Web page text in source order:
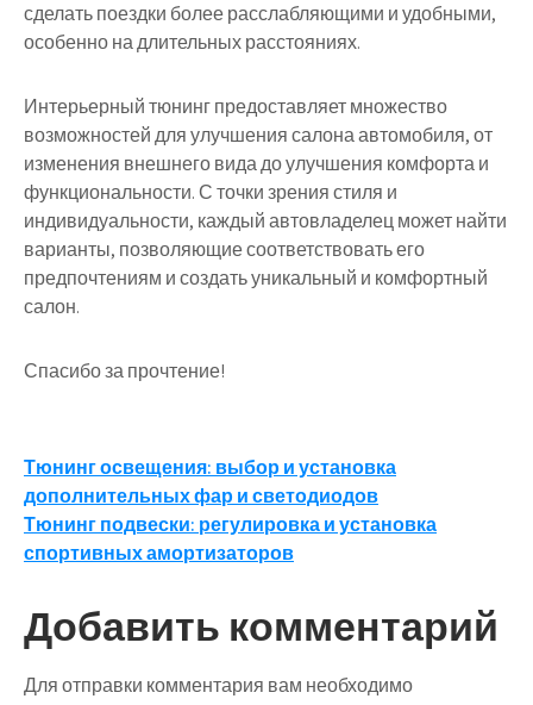
сделать поездки более расслабляющими и удобными,
особенно на длительных расстояниях.
Интерьерный тюнинг предоставляет множество
возможностей для улучшения салона автомобиля, от
изменения внешнего вида до улучшения комфорта и
функциональности. С точки зрения стиля и
индивидуальности, каждый автовладелец может найти
варианты, позволяющие соответствовать его
предпочтениям и создать уникальный и комфортный
салон.
Спасибо за прочтение!
Навигация
по
записям
Тюнинг освещения: выбор и установка
дополнительных фар и светодиодов
Тюнинг подвески: регулировка и установка
спортивных амортизаторов
Добавить комментарий
Для отправки комментария вам необходимо